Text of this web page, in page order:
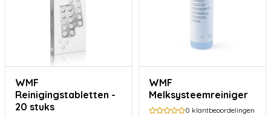
WMF
Reinigingstabletten -
20 stuks
WMF
Melksysteemreiniger
0 klantbeoordelingen